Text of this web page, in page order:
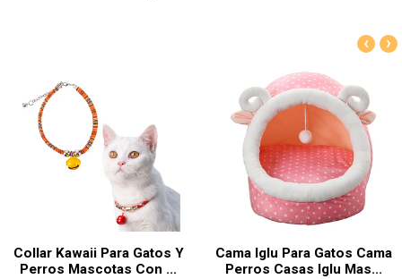
Collar Kawaii Para Gatos Y
Perros Mascotas Con ...
Cama Iglu Para Gatos Cama
Perros Casas Iglu Mas...
‹ ›